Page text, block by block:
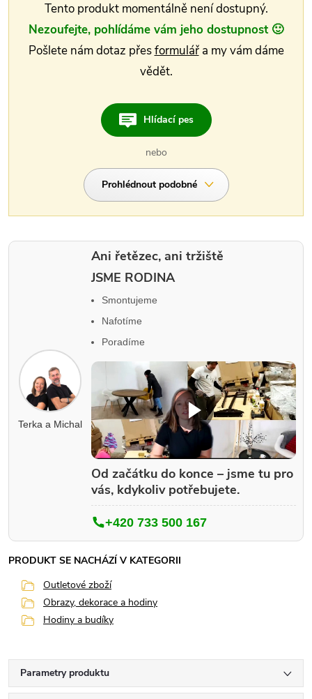
Tento produkt momentálně není dostupný.
Nezoufejte, pohlídáme vám jeho dostupnost 🙂
Pošlete nám dotaz přesformulářa my vám dáme
vědět.
Hlídací pes
nebo
Prohlédnout podobné
Terka a Michal
Ani řetězec, ani tržiště
JSME RODINA
Smontujeme
Nafotíme
Poradíme
Od začátku do konce – jsme tu pro
vás, kdykoliv potřebujete.
+420 733 500 167
PRODUKT SE NACHÁZÍ V KATEGORII
Outletové zboží
Obrazy, dekorace a hodiny
Hodiny a budíky
Parametry produktu